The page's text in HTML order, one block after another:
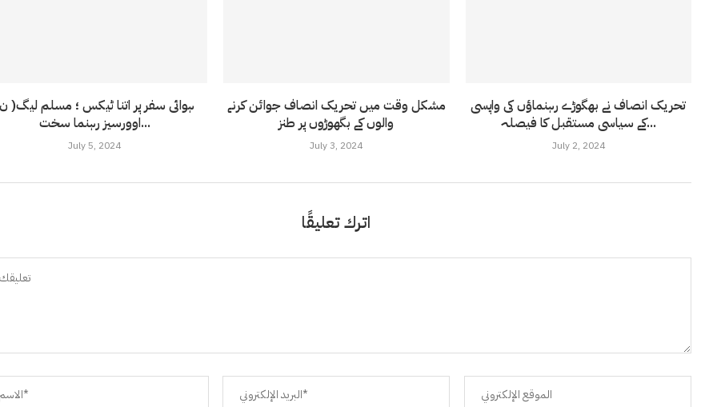
ہوائی سفر پر اتنا ٹیکس ؛ مسلم لیگ(
اوورسیز رہنما سخت...
July 5, 2024
مشکل وقت میں تحریک انصاف جوائن کرنے
والوں کے بگھوڑوں پر طنز
July 3, 2024
تحریک انصاف نے بھگوڑے رہنماؤں کی واپسی
کے سیاسی مستقبل کا فیصلہ...
July 2, 2024
اترك تعليقًا